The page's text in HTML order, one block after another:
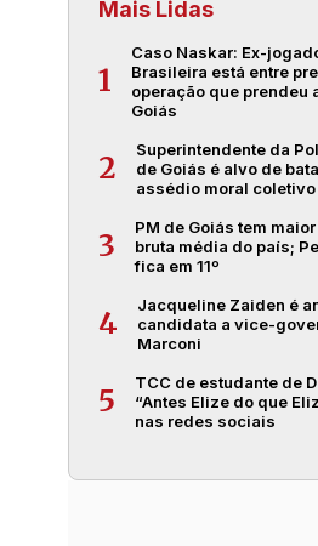
Mais Lidas
1
Caso Naskar: Ex-
Brasileira está entre
operação que prendeu
Goiás
2
Superintendente da
de Goiás é alvo de
assédio moral coletivo
3
PM de Goiás tem
bruta média do país;
fica em 11º
4
Jacqueline Zaiden é
candidata a vice-
Marconi
5
TCC de estudante de
“Antes Elize do que
nas redes sociais